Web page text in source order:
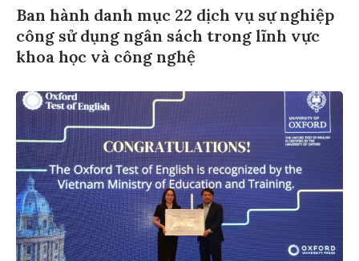
Ban hành danh mục 22 dịch vụ sự nghiệp
công sử dụng ngân sách trong lĩnh vực
khoa học và công nghệ